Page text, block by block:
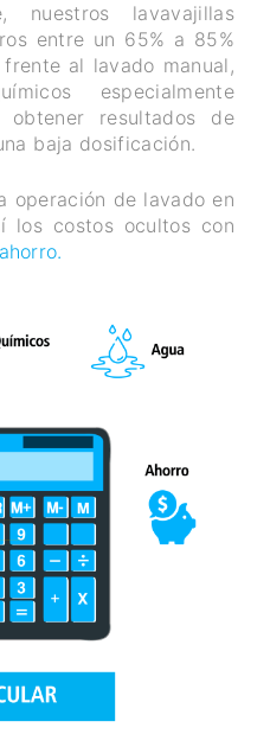
nuestros lavavajillas
entre un 65% a 85%
al lavado manual,
especialmente
obtener resultados de
baja dosificación.
operación de lavado en
los costos ocultos con